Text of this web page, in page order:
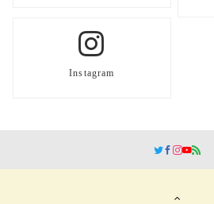
Instagram